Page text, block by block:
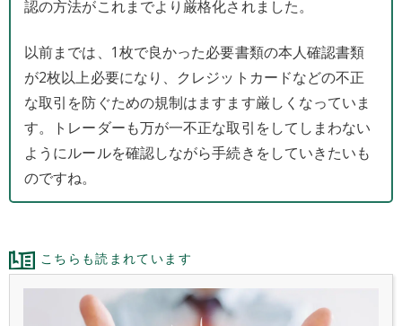
認の方法がこれまでより厳格化されました。
以前までは、1枚で良かった必要書類の本人確認書類
が2枚以上必要になり、クレジットカードなどの不正
な取引を防ぐための規制はますます厳しくなっていま
す。トレーダーも万が一不正な取引をしてしまわない
ようにルールを確認しながら手続きをしていきたいも
のですね。
こちらも読まれています